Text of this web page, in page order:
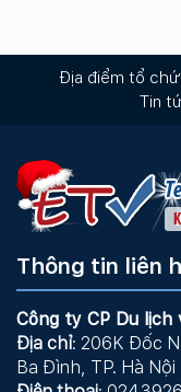
Địa điểm tổ
Tin
Thông tin liên
Công ty CP Du lịch
Địa chỉ: 206K Đốc
Ba Đình, TP. Hà Nội